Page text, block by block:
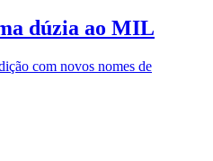
dúzia ao MIL
com novos nomes de